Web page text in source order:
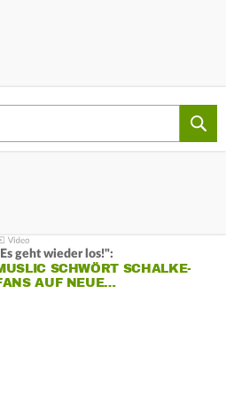
geht wieder los!":
SCHWÖRT SCHALKE-
AUF NEUE…